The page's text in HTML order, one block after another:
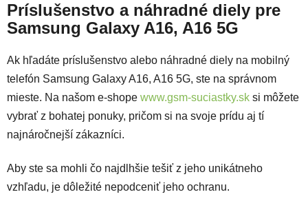
Príslušenstvo a náhradné diely pre
Samsung Galaxy A16, A16 5G
Ak hľadáte príslušenstvo alebo náhradné diely na mobilný
telefón Samsung Galaxy A16, A16 5G, ste na správnom
mieste. Na našom e-shope www.gsm-suciastky.sk si môžete
vybrať z bohatej ponuky, pričom si na svoje prídu aj tí
najnáročnejší zákazníci.
Aby ste sa mohli čo najdlhšie tešiť z jeho unikátneho
vzhľadu, je dôležité nepodceniť jeho ochranu.